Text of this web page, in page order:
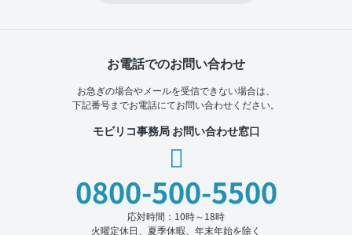
お電話でのお問い合わせ
お急ぎの場合やメールを受信できない場合は、
下記番号までお電話にてお問い合わせください。
モビリコ事務局 お問い合わせ窓口
0800-500-5500
応対時間：10時～18時
火曜定休日、夏季休暇、年末年始を除く